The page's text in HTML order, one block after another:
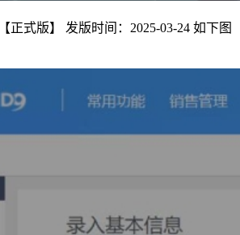
正式版】 发版时间：2025-03-24 如下图